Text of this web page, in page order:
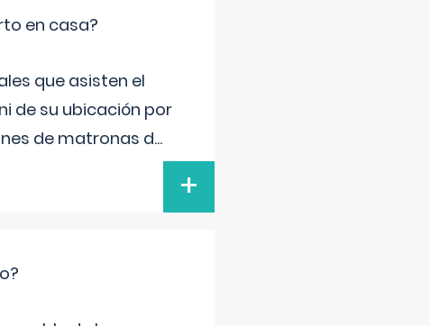
en casa?
que asisten el
de su ubicación por
de matronas d...
+